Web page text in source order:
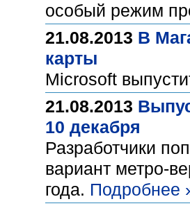
особый режим
21.08.2013 В
карты
Microsoft
21.08.2013
10 декабря
Разработчики
вариант метро-
года. Подробнее